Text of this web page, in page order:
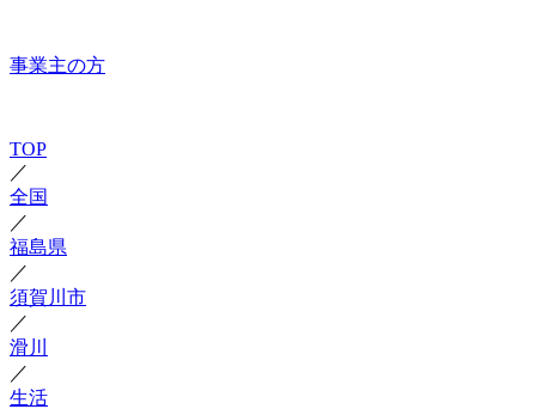
事業主の方
TOP
／
全国
／
福島県
／
須賀川市
／
滑川
／
生活